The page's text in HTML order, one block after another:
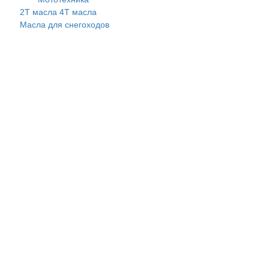
2Т масла 4Т масла
Масла для снегоходов